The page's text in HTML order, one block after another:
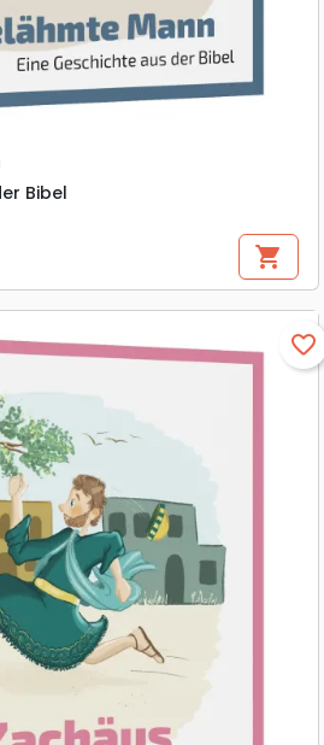
Bibel
shopping_cart
favorite_border